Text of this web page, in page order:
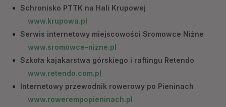
Schronisko PTTK na Hali Krupowej
www.krupowa.pl
Serwis internetowy miejscowości Sromowce Niżne
www.sromowce-nizne.pl
Szkoła kajakarstwa górskiego i raftingu Retendo
www.retendo.com.pl
Internetowy przewodnik rowerowy po Pieninach
www.rowerempopieninach.pl